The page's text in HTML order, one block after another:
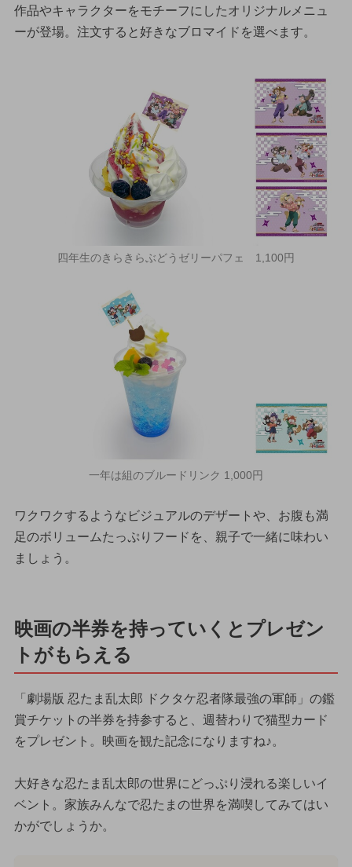
作品やキャラクターをモチーフにしたオリジナルメニュ
ーが登場。注文すると好きなブロマイドを選べます。
四年生のきらきらぶどうゼリーパフェ 1,100円
一年は組のブルードリンク 1,000円
ワクワクするようなビジュアルのデザートや、お腹も満
足のボリュームたっぷりフードを、親子で一緒に味わい
ましょう。
映画の半券を持っていくとプレゼン
トがもらえる
「劇場版 忍たま乱太郎 ドクタケ忍者隊最強の軍師」の鑑
賞チケットの半券を持参すると、週替わりで猫型カード
をプレゼント。映画を観た記念になりますね♪。
大好きな忍たま乱太郎の世界にどっぷり浸れる楽しいイ
ベント。家族みんなで忍たまの世界を満喫してみてはい
かがでしょうか。